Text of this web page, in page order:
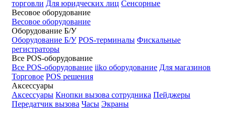
торговли Для юридческих лиц Сенсорные
Весовое оборудование
Весовое оборудование
Оборудование Б/У
Оборудование Б/У POS-терминалы Фискальные
регистраторы
Все POS-оборудование
Все POS-оборудование iiko оборудование Для магазинов
Торговое POS решения
Аксессуары
Аксессуары Кнопки вызова сотрудника Пейджеры
Передатчик вызова Часы Экраны